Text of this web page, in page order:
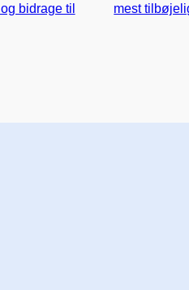
bidrage til
mest